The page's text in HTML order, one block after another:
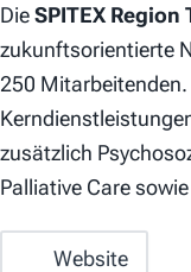
DieSPITEX Region
zukunftsorientierte
250
zusätzlich
Palliative Care
Website